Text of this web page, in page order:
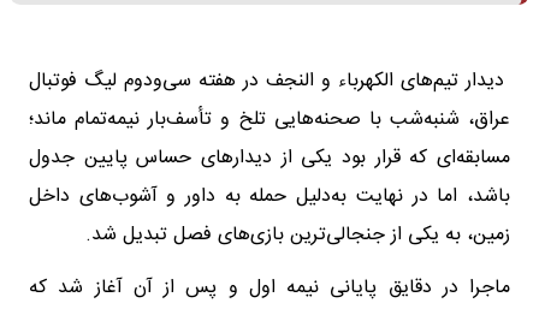
دیدار تیم‌های الکهرباء و النجف در هفته سی‌ودوم لیگ فوتبال
عراق، شنبه‌شب با صحنه‌هایی تلخ و تأسف‌بار نیمه‌تمام ماند؛
مسابقه‌ای که قرار بود یکی از دیدارهای حساس پایین جدول
باشد، اما در نهایت به‌دلیل حمله به داور و آشوب‌های داخل
زمین، به یکی از جنجالی‌ترین بازی‌های فصل تبدیل شد.
ماجرا در دقایق پایانی نیمه اول و پس از آن آغاز شد که